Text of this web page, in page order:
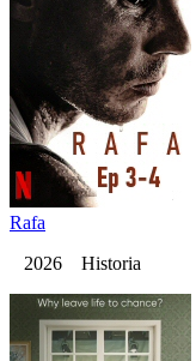
Rafa
2026 Historia